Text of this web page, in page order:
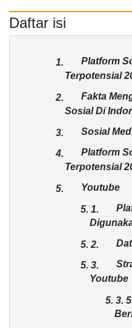
Daftar isi
1.
Platform
Terpotensial
2.
Fakta
Sosial Di
3. Sosial
4.
Platform
Terpotensial
5. Youtube
5. 1.
5. 2.
5. 3.
Youtube
5. 3.